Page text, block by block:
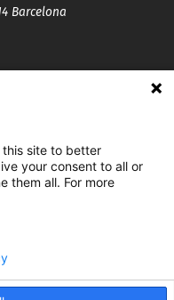
Barcelona
site to better
your consent to all or
them all. For more